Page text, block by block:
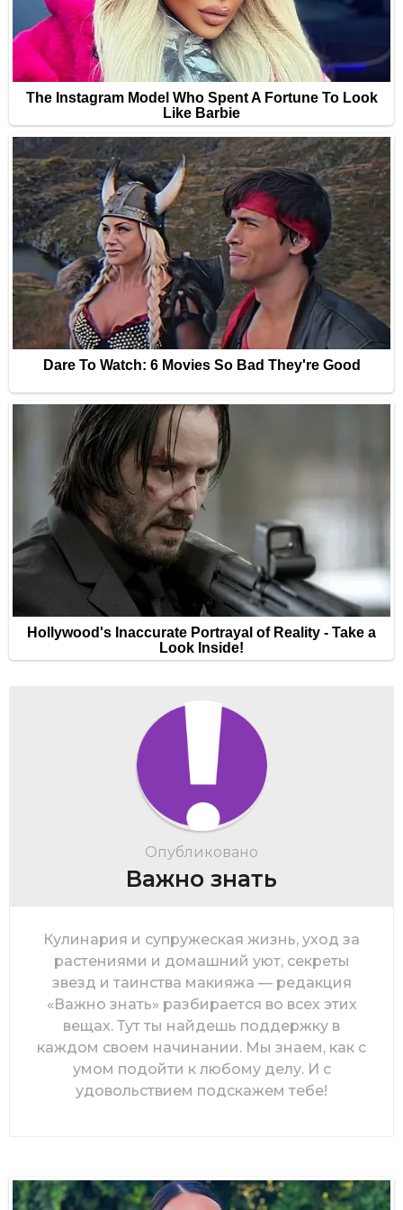
Опубликовано
Важно знать
Кулинария и супружеская жизнь, уход за
растениями и домашний уют, секреты
звезд и таинства макияжа — редакция
«Важно знать» разбирается во всех этих
вещах. Тут ты найдешь поддержку в
каждом своем начинании. Мы знаем, как с
умом подойти к любому делу. И с
удовольствием подскажем тебе!